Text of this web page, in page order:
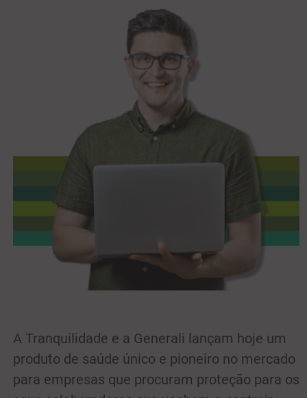
A Tranquilidade e a Generali lançam hoje um
produto de saúde único e pioneiro no mercado
para empresas que procuram proteção para os